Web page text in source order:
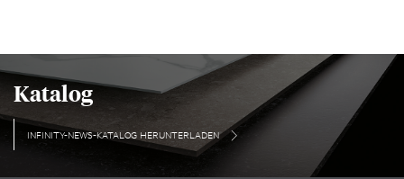
Katalog
INFINITY-NEWS-KATALOG HERUNTERLADEN